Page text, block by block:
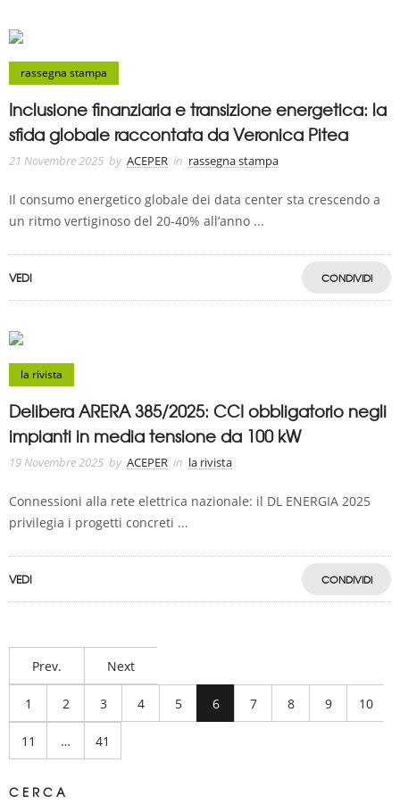
rassegna stampa
Inclusione finanziaria e transizione energetica: la
sfida globale raccontata da Veronica Pitea
21 Novembre 2025 by ACEPER in rassegna stampa
Il consumo energetico globale dei data center sta crescendo a
un ritmo vertiginoso del 20-40% all’anno ...
VEDI CONDIVIDI
la rivista
Delibera ARERA 385/2025: CCI obbligatorio negli
impianti in media tensione da 100 kW
19 Novembre 2025 by ACEPER in la rivista
Connessioni alla rete elettrica nazionale: il DL ENERGIA 2025
privilegia i progetti concreti ...
VEDI CONDIVIDI
Prev. Next
1 2 3 4 5 6 7 8 9 10
11 … 41
CERCA